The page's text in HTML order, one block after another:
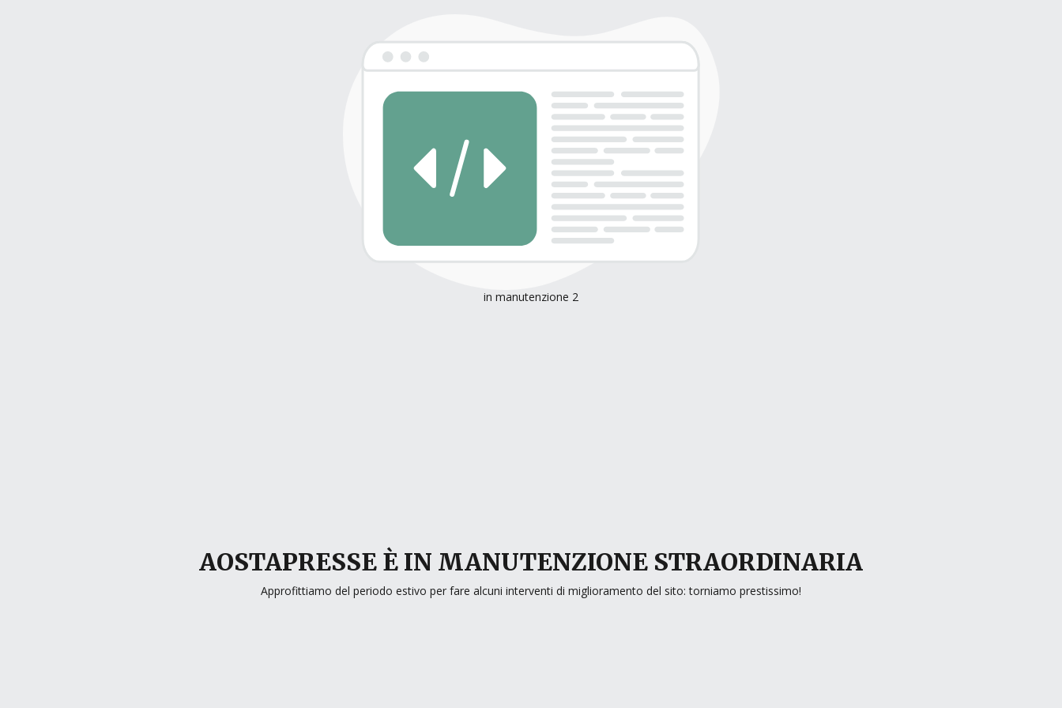
in manutenzione 2
AOSTAPRESSE È IN MANUTENZIONE STRAORDINARIA
Approfittiamo del periodo estivo per fare alcuni interventi di miglioramento del sito: torniamo prestissimo!